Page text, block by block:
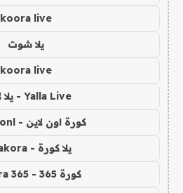
koora live
يلا شوت
koora live
Yalla Live - يلا لايف
كورة اون لاين - koora onl
يلا كورة - yallakora
كورة 365 - kooora 365